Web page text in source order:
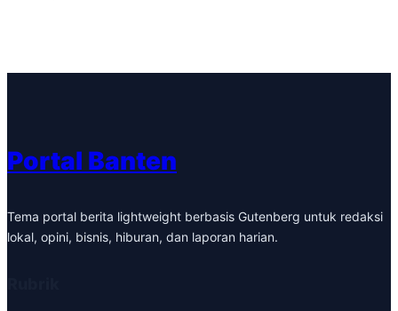
Portal Banten
Tema portal berita lightweight berbasis Gutenberg untuk redaksi
lokal, opini, bisnis, hiburan, dan laporan harian.